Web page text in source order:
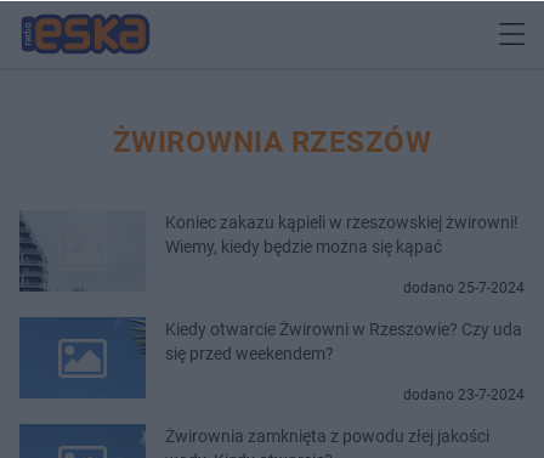
ŻWIROWNIA RZESZÓW
Koniec zakazu kąpieli w rzeszowskiej żwirowni!
Wiemy, kiedy będzie można się kąpać
dodano 25-7-2024
Kiedy otwarcie Żwirowni w Rzeszowie? Czy uda
się przed weekendem?
dodano 23-7-2024
Żwirownia zamknięta z powodu złej jakości